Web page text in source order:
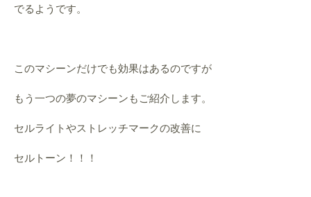
でるようです。
このマシーンだけでも効果はあるのですが
もう一つの夢のマシーンもご紹介します。
セルライトやストレッチマークの改善に
セルトーン！！！